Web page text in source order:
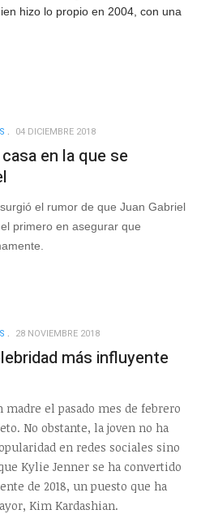
hizo lo propio en 2004, con una
04 DICIEMBRE 2018
en la que se
el rumor de que Juan Gabriel
primero en asegurar que
28 NOVIEMBRE 2018
más influyente
el pasado mes de febrero
No obstante, la joven no ha
en redes sociales sino
Kylie Jenner se ha convertido
de 2018, un puesto que ha
Kim Kardashian.